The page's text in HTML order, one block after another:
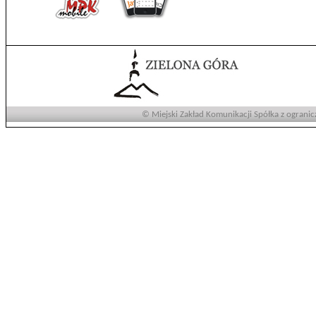
© Miejski Zakład Komunikacji Spółka z